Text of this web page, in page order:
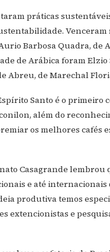
práticas
Barbosa Quadra, de
de Arábica foram Elzio
Abreu, de Marechal
Santo é o
além do
os melhores cafés
Casagrande
e até
produtiva temos
extencionistas e